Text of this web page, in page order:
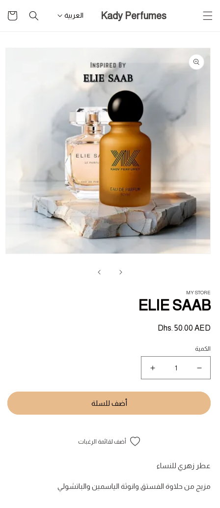
للمحتوى
Kady Perfumes العربية
التسوق
تخطى
لمعلومات
المنتج
MY STORE
ELIE SAAB
السعر
Dhs. 50.00 AED
الكمية
كمية
ELIE
زيادة
كمية
ELIE
أضف للسلة
أضف لقائمة الرغبات
عطر زهري للنساء
مزيج من حلاوة الفستق وانوثة الياسمين والباتشولي